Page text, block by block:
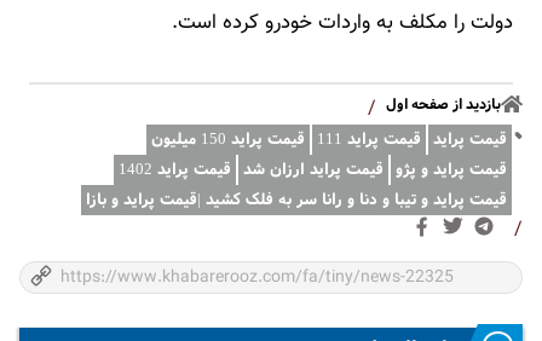
دولت را مکلف به واردات خودرو کرده است.
بازدید از صفحه اول /
قیمت پراید قیمت پراید 111
قیمت پراید 150 میلیون
قیمت پراید و پژو قیمت پراید ارزان شد قیمت پراید 1402
قیمت پراید و تیبا و دنا و رانا سر به فلک کشید |قیمت پراید و بازا
/